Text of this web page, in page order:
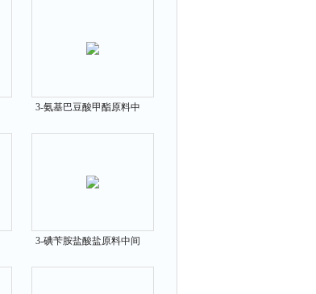
3-氨基巴豆酸甲酯原料中
3-碘苄胺盐酸盐原料中间